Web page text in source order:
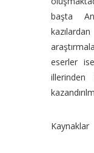
başta
eserler
Kaynaklar